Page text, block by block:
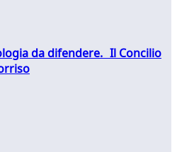
da difendere. Il Concilio